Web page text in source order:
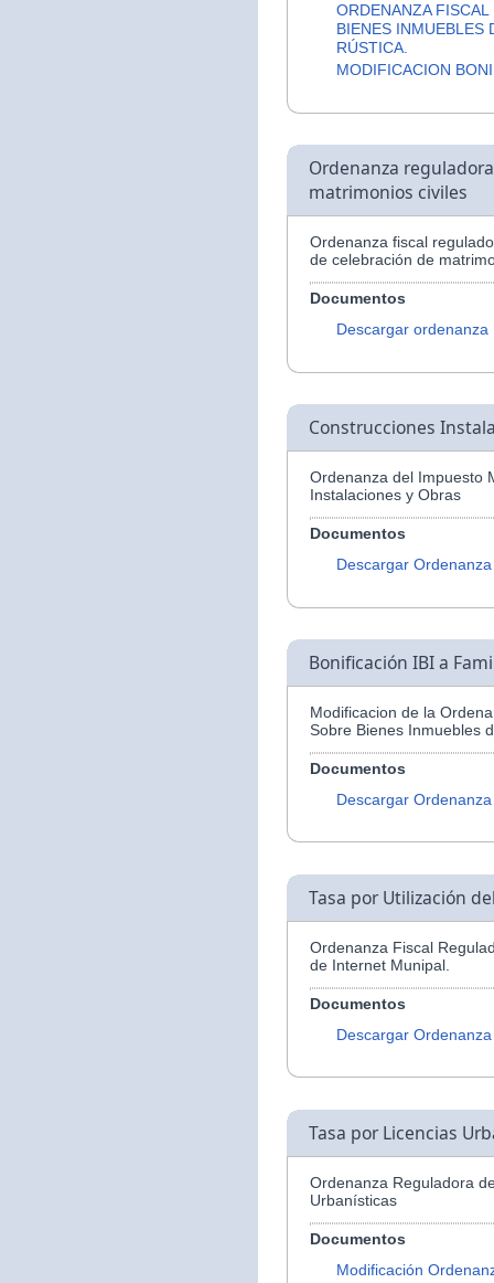
ORDENANZA
BIENES INMUEBLES
RÚSTICA.
MODIFICACION
Ordenanza
matrimonios civiles
Ordenanza fiscal
de celebración de
Documentos
Descargar ordenanza
Construcciones
Ordenanza del Impuesto
Instalaciones y Obras
Documentos
Descargar Ordenanza
Bonificación IBI a
Modificacion de la
Sobre Bienes Inmuebles
Documentos
Descargar Ordenanza
Tasa por Utilización
Ordenanza Fiscal
de Internet Munipal.
Documentos
Descargar Ordenanza
Tasa por Licencias
Ordenanza Reguladora
Urbanísticas
Documentos
Modificación